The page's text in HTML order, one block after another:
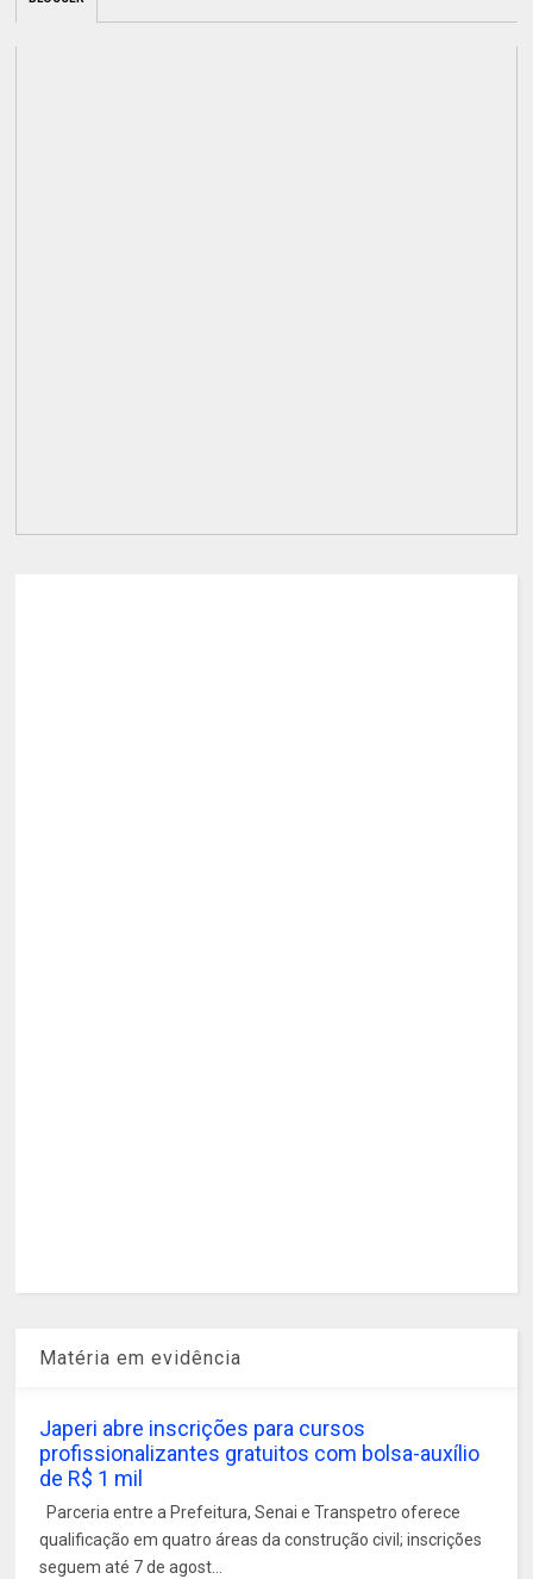
Matéria em evidência
Japeri abre inscrições para cursos
profissionalizantes gratuitos com bolsa-auxílio
de R$ 1 mil
Parceria entre a Prefeitura, Senai e Transpetro oferece
qualificação em quatro áreas da construção civil; inscrições
seguem até 7 de agost...